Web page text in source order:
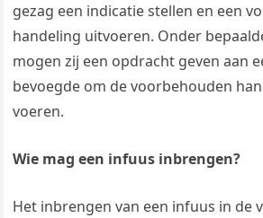
gezag een indicatie stellen en een
handeling uitvoeren. Onder
mogen zij een opdracht geven aan
bevoegde om de voorbehouden
voeren.
Wie mag een infuus inbrengen?
Het inbrengen van een infuus in de